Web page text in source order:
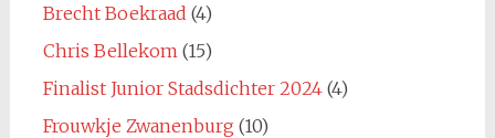
Brecht Boekraad (4)
Chris Bellekom (15)
Finalist Junior Stadsdichter 2024(4)
Frouwkje Zwanenburg (10)